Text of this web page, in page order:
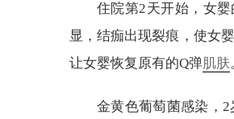
住院第2天开始，女
显，结痂出现裂痕，使女
让女婴恢复原有的Q弹肌肤
金黄色葡萄菌感染，